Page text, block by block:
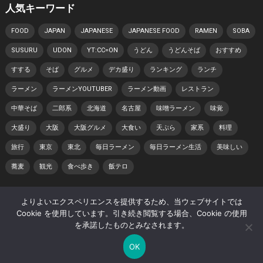
人気キーワード
FOOD JAPAN JAPANESE JAPANESE FOOD RAMEN SOBA
SUSURU UDON YT:CC=ON うどん うどんそば おすすめ
すする そば グルメ デカ盛り ランキング ランチ
ラーメン ラーメンYOUTUBER ラーメン動画 レストラン
中華そば 二郎系 北海道 名古屋 味噌ラーメン 味覚
大盛り 大阪 大阪グルメ 大食い 天ぷら 家系 料理
旅行 東京 東北 毎日ラーメン 毎日ラーメン生活 美味しい
蕎麦 観光 食べ歩き 飯テロ
© 2026 日本らーめん動画紀行 -WordPress Video Theme by
WPEnjoy
著作権・肖像権について
サイトマップ
よりよいエクスペリエンスを提供するため、当ウェブサイトでは
Cookie を使用しています。引き続き閲覧する場合、Cookie の使用
を承諾したものとみなされます。
OK